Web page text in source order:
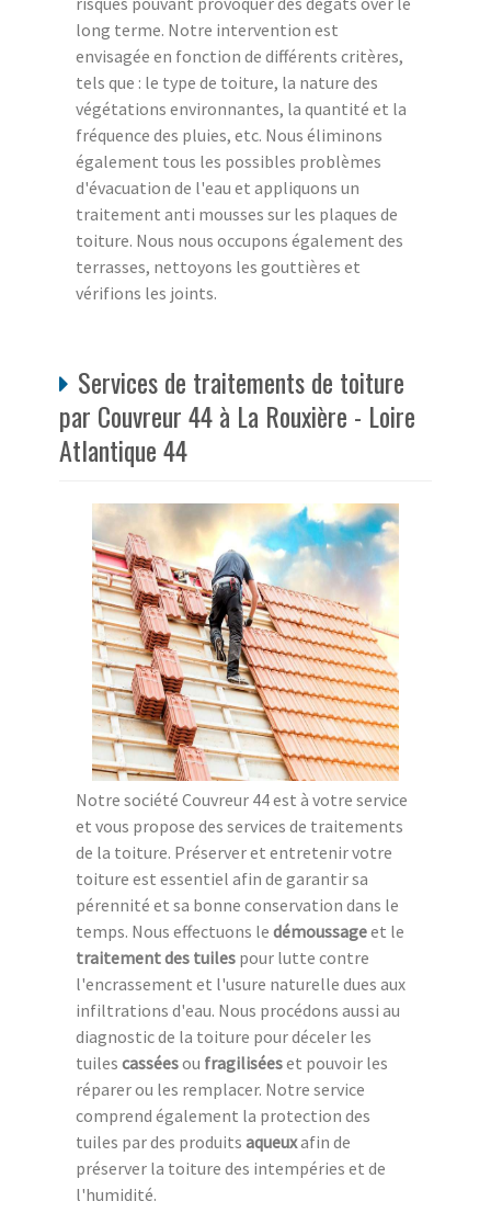
long terme. Notre intervention est
envisagée en fonction de différents critères,
tels que : le type de toiture, la nature des
végétations environnantes, la quantité et la
fréquence des pluies, etc. Nous éliminons
également tous les possibles problèmes
d'évacuation de l'eau et appliquons un
traitement anti mousses sur les plaques de
toiture. Nous nous occupons également des
terrasses, nettoyons les gouttières et
vérifions les joints.
Services de traitements de toiture
par Couvreur 44 à La Rouxière - Loire
Atlantique 44
Notre société Couvreur 44 est à votre service
et vous propose des services de traitements
de la toiture. Préserver et entretenir votre
toiture est essentiel afin de garantir sa
pérennité et sa bonne conservation dans le
temps. Nous effectuons le démoussageet le
traitement des tuiles pour lutte contre
l'encrassement et l'usure naturelle dues aux
infiltrations d'eau. Nous procédons aussi au
diagnostic de la toiture pour déceler les
tuiles casséesou fragiliséeset pouvoir les
réparer ou les remplacer. Notre service
comprend également la protection des
tuiles par des produits aqueuxafin de
préserver la toiture des intempéries et de
l'humidité.